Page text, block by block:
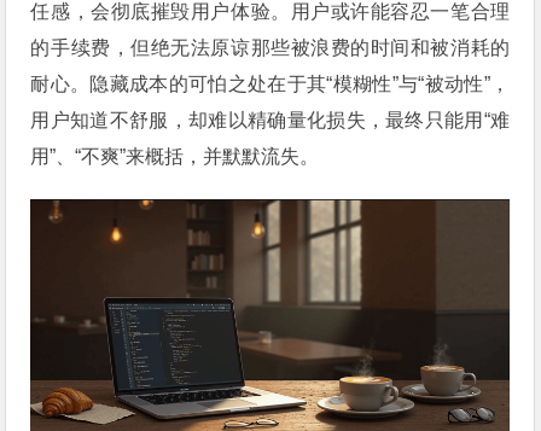
任感，会彻底摧毁用户体验。用户或许能容忍一笔合理
的手续费，但绝无法原谅那些被浪费的时间和被消耗的
耐心。隐藏成本的可怕之处在于其“模糊性”与“被动性”，
用户知道不舒服，却难以精确量化损失，最终只能用“难
用”、“不爽”来概括，并默默流失。